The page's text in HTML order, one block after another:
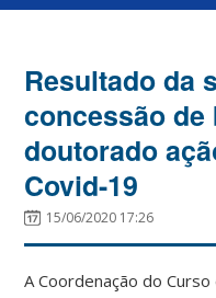
Resultado da
concessão de
doutorado
Covid-19
15/06/2020 17:26
A Coordenação do